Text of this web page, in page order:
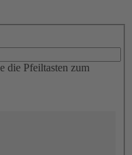
die Pfeiltasten zum